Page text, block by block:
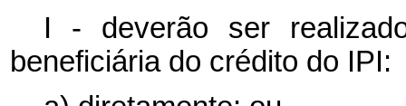
I - deverão ser
beneficiária do crédito do IPI: